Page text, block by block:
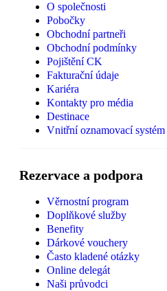
O společnosti
Pobočky
Obchodní partneři
Obchodní podmínky
Pojištění CK
Fakturační údaje
Kariéra
Kontakty pro média
Destinace
Vnitřní oznamovací systém
Rezervace a podpora
Věrnostní program
Doplňkové služby
Benefity
Dárkové vouchery
Často kladené otázky
Online delegát
Naši průvodci